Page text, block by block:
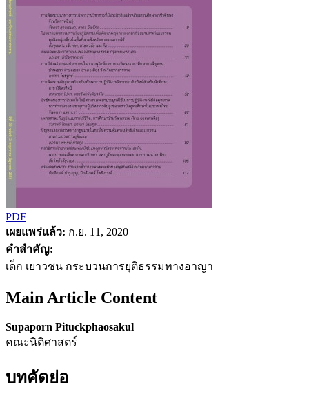
PDF
เผยแพร่แล้ว: ก.ย. 11, 2020
คำสำคัญ:
เด็ก เยาวชน กระบวนการยุติธรรมทางอาญา
Main Article Content
Supaporn Pituckphaosakul
คณะนิติศาสตร์
บทคัดย่อ